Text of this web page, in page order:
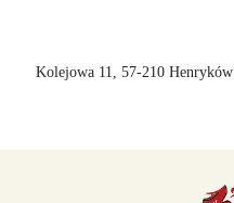
Kolejowa 11, 57-210 Henryków